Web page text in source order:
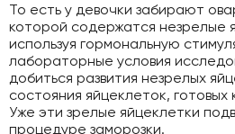
То есть у девочки забирают
которой содержатся незрелые
используя гормональную
лабораторные условия
добиться развития незрелых
состояния яйцеклеток,
Уже эти зрелые яйцеклетки
процедуре заморозки.